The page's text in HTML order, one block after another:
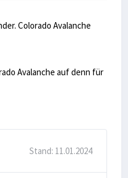
Colorado Avalanche
Avalanche auf denn für
Stand: 11.01.2024